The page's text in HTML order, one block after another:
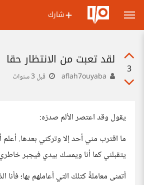
شارك
3
لقد تعبت من الانتظار حقا
قبل 3 سنوات
يقول وقد اعتصر الألم صدرَه:
ما اقترب مني أحد إلا وتركني بعدها.
يتقبلني كما أنا ويمسك بيدي فيجبر
أتمنى معاملةً كتلك التي أعاملهم بها؛